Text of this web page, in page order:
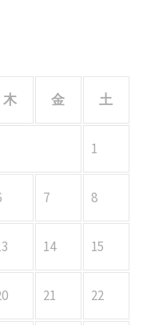
木 金 土
1
7 8
14 15
21 22